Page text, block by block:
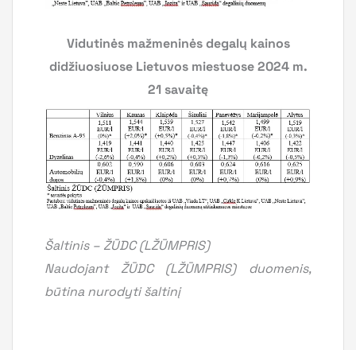
Vidutinės mažmeninės degalų kainos
didžiuosiuose Lietuvos miestuose 2024 m.
21 savaitę
Šaltinis – ŽŪDC (LŽŪMPRIS)
Naudojant ŽŪDC (LŽŪMPRIS) duomenis,
būtina nurodyti šaltinį